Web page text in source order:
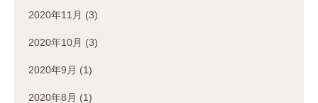
2020年11月 (3)
2020年10月 (3)
2020年9月 (1)
2020年8月 (1)